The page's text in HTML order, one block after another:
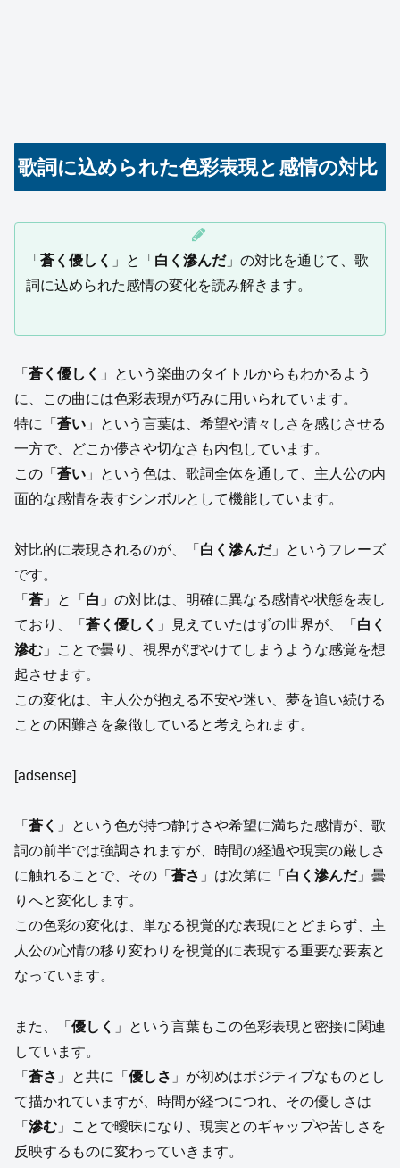
歌詞に込められた色彩表現と感情の対比
「 蒼く優しく 」と「 白く滲んだ」の対比を通じて、歌
詞に込められた感情の変化を読み解きます。
「 蒼く優しく 」という楽曲のタイトルからもわかるよう
に、この曲には色彩表現が巧みに用いられています。
特に「 蒼い 」という言葉は、希望や清々しさを感じさせる
一方で、どこか儚さや切なさも内包しています。
この「 蒼い 」という色は、歌詞全体を通して、主人公の内
面的な感情を表すシンボルとして機能しています。
対比的に表現されるのが、「 白く滲んだ」というフレーズ
です。
「 蒼 」と「 白 」の対比は、明確に異なる感情や状態を表し
ており、「 蒼く優しく 」見えていたはずの世界が、「 白く
滲む 」ことで曇り、視界がぼやけてしまうような感覚を想
起させます。
この変化は、主人公が抱える不安や迷い、夢を追い続ける
ことの困難さを象徴していると考えられます。
[adsense]
「 蒼く 」という色が持つ静けさや希望に満ちた感情が、歌
詞の前半では強調されますが、時間の経過や現実の厳しさ
に触れることで、その「 蒼さ 」は次第に「 白く滲んだ」曇
りへと変化します。
この色彩の変化は、単なる視覚的な表現にとどまらず、主
人公の心情の移り変わりを視覚的に表現する重要な要素と
なっています。
また、「 優しく 」という言葉もこの色彩表現と密接に関連
しています。
「 蒼さ 」と共に「 優しさ 」が初めはポジティブなものとし
て描かれていますが、時間が経つにつれ、その優しさは
「 滲む 」ことで曖昧になり、現実とのギャップや苦しさを
反映するものに変わっていきます。